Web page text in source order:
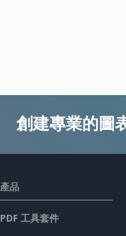
創建專業的圖
產品
PDF 工具套件